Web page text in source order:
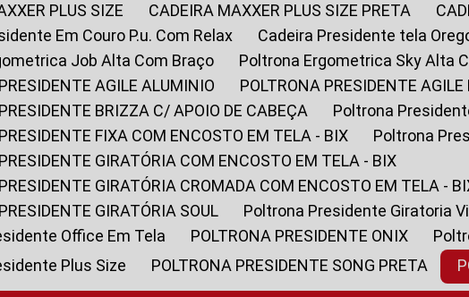
PLUS SIZE
CADEIRA MAXXER PLUS SIZE PRETA
Em Couro P.u. Com Relax
Cadeira Presidente tela
Job Alta Com Braço
Poltrona Ergometrica Sky Alta
PRESIDENTE AGILE ALUMINIO
POLTRONA PRESIDENTE
PRESIDENTE BRIZZA C/ APOIO DE CABEÇA
Poltrona
PRESIDENTE FIXA COM ENCOSTO EM TELA - BIX
Poltrona
PRESIDENTE GIRATÓRIA COM ENCOSTO EM TELA - BIX
PRESIDENTE GIRATÓRIA CROMADA COM ENCOSTO EM TELA -
PRESIDENTE GIRATÓRIA SOUL
Poltrona Presidente Giratoria
Office Em Tela
POLTRONA PRESIDENTE ONIX
Plus Size
POLTRONA PRESIDENTE SONG PRETA